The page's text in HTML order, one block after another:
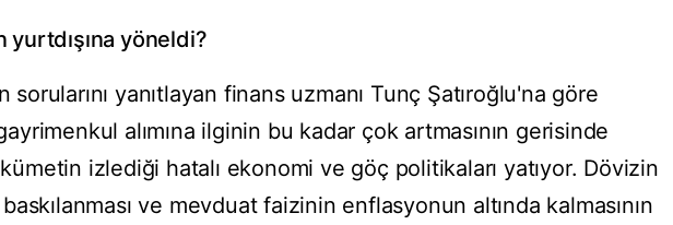
yöneldi?
sorularını yanıtlayan finans uzmanı Tunç Şatıroğlu'na göre
alımına ilginin bu kadar çok artmasının gerisinde
izlediği hatalı ekonomi ve göç politikaları yatıyor. Dövizin
ve mevduat faizinin enflasyonun altında kalmasının